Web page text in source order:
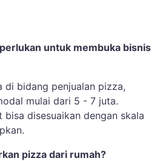
untuk membuka bisnis
di bidang penjualan pizza,
mulai dari 5 - 7 juta.
disesuaikan dengan skala
pizza dari rumah?